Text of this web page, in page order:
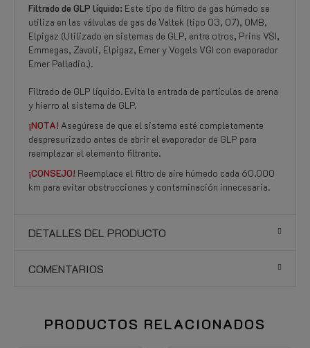
Filtrado de GLP líquido: Este tipo de filtro de gas húmedo se
utiliza en las válvulas de gas de Valtek (tipo 03, 07), OMB,
Elpigaz (Utilizado en sistemas de GLP, entre otros, Prins VSI,
Emmegas, Zavoli, Elpigaz, Emer y Vogels VGI con evaporador
Emer Palladio.).
Filtrado de GLP líquido. Evita la entrada de partículas de arena
y hierro al sistema de GLP.
¡NOTA! Asegúrese de que el sistema esté completamente
despresurizado antes de abrir el evaporador de GLP para
reemplazar el elemento filtrante.
¡CONSEJO! Reemplace el filtro de aire húmedo cada 60.000
km para evitar obstrucciones y contaminación innecesaria.
DETALLES DEL PRODUCTO
COMENTARIOS
PRODUCTOS RELACIONADOS